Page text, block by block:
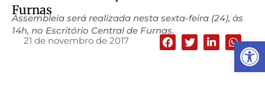
Abrir
Furnas
Assembleia será realizada nesta sexta-feira (24), às
14h, no Escritório Central de Furnas.
21 de novembro de 2017